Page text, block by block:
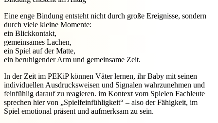
Eine enge Bindung entsteht nicht durch große Ereignisse, sondern
durch viele kleine Momente:
ein Blickkontakt,
gemeinsames Lachen,
ein Spiel auf der Matte,
ein beruhigender Arm und gemeinsame Zeit.
In der Zeit im PEKiP können Väter lernen, ihr Baby mit seinen
individuellen Ausdrucksweisen und Signalen wahrzunehmen und
feinfühlig darauf zu reagieren. im Kontext vom Spielen Fachleute
sprechen hier von „Spielfeinfühligkeit“ – also der Fähigkeit, im
Spiel emotional präsent und aufmerksam zu sein.